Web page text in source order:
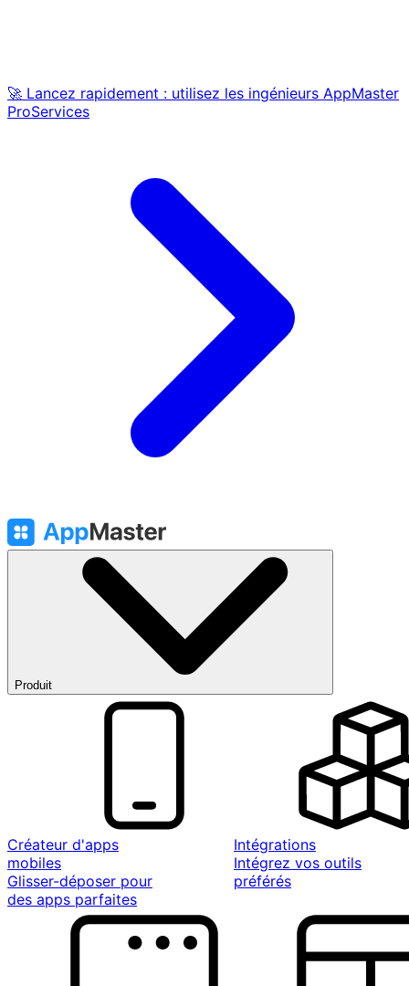
🚀 Lancez rapidement : utilisez les ingénieurs AppMaster
ProServices
Produit
Créateur d'apps
mobiles
Glisser-déposer pour
des apps parfaites
Intégrations
Intégrez vos outils
préférés